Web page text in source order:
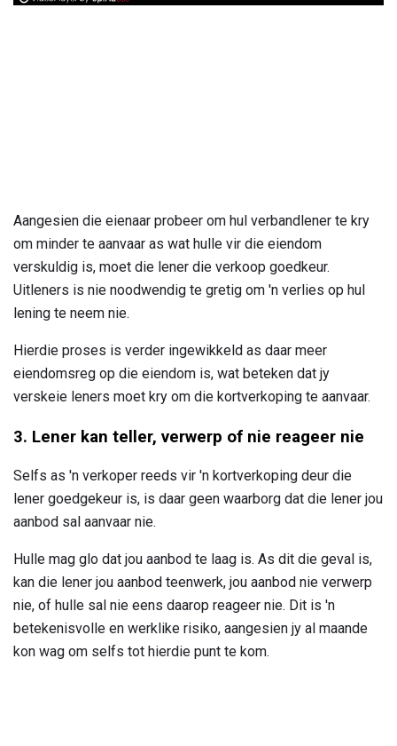
Aangesien die eienaar probeer om hul verbandlener te kry
om minder te aanvaar as wat hulle vir die eiendom
verskuldig is, moet die lener die verkoop goedkeur.
Uitleners is nie noodwendig te gretig om 'n verlies op hul
lening te neem nie.
Hierdie proses is verder ingewikkeld as daar meer
eiendomsreg op die eiendom is, wat beteken dat jy
verskeie leners moet kry om die kortverkoping te aanvaar.
3. Lener kan teller, verwerp of nie reageer nie
Selfs as 'n verkoper reeds vir 'n kortverkoping deur die
lener goedgekeur is, is daar geen waarborg dat die lener jou
aanbod sal aanvaar nie.
Hulle mag glo dat jou aanbod te laag is. As dit die geval is,
kan die lener jou aanbod teenwerk, jou aanbod nie verwerp
nie, of hulle sal nie eens daarop reageer nie. Dit is 'n
betekenisvolle en werklike risiko, aangesien jy al maande
kon wag om selfs tot hierdie punt te kom.